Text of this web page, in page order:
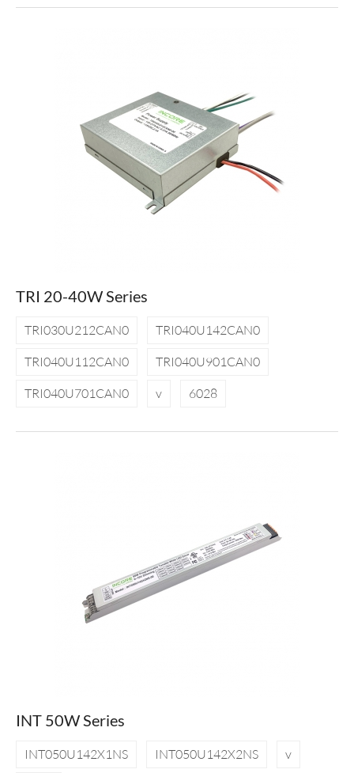
TRI 20-40W Series
TRI030U212CAN0
TRI040U142CAN0
TRI040U112CAN0
TRI040U901CAN0
TRI040U701CAN0
v 6028
INT 50W Series
INT050U142X1NS INT050U142X2NS v